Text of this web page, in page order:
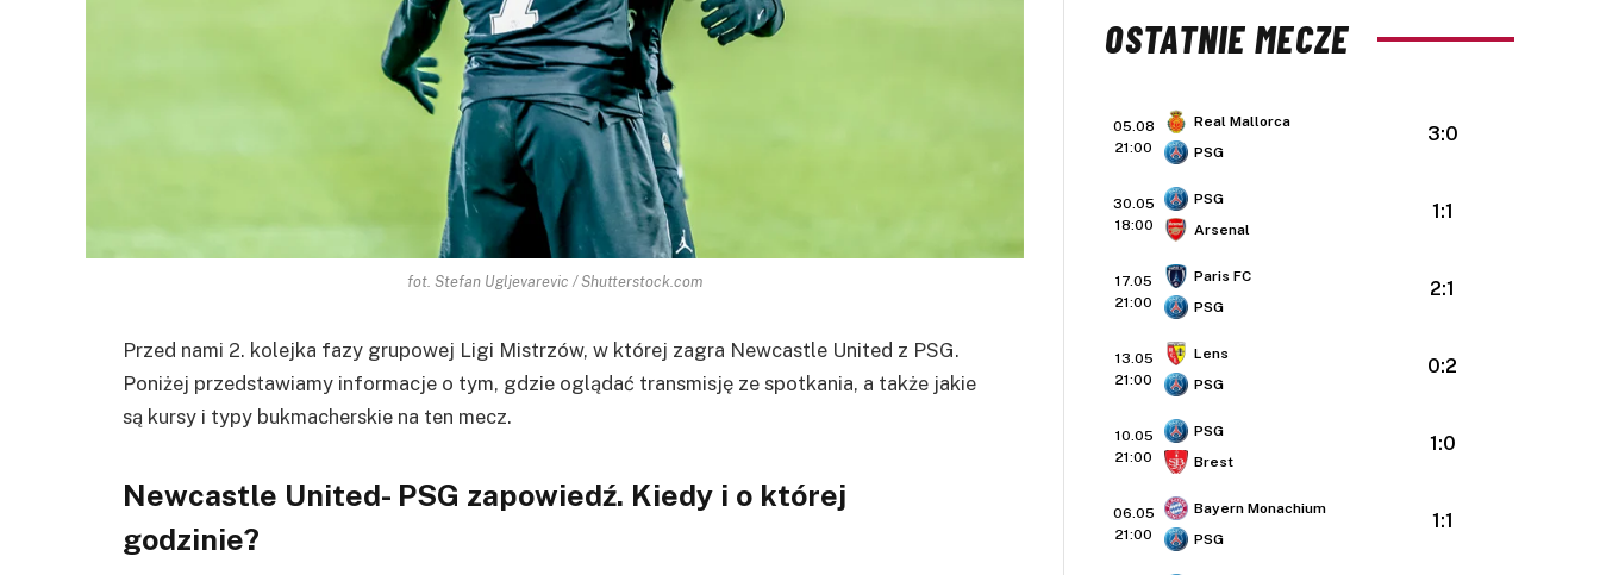
fot. Stefan Ugljevarevic / Shutterstock.com
Przed nami 2. kolejka fazy grupowej Ligi Mistrzów, w której zagra Newcastle United z PSG.
Poniżej przedstawiamy informacje o tym, gdzie oglądać transmisję ze spotkania, a także jakie
są kursy i typy bukmacherskie na ten mecz.
Newcastle United- PSG zapowiedź. Kiedy i o której
godzinie?
OSTATNIE MECZE
05.08
21:00
Real Mallorca
PSG
3:0
30.05
18:00
PSG
Arsenal
1:1
17.05
21:00
Paris FC
PSG
2:1
13.05
21:00
Lens
PSG
0:2
10.05
21:00
PSG
Brest
1:0
06.05
21:00
Bayern Monachium
PSG
1:1